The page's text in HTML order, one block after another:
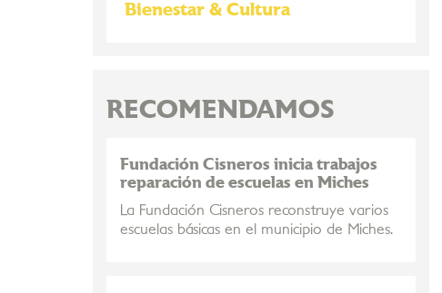
Bienestar & Cultura
RECOMENDAMOS
Fundación Cisneros inicia trabajos
reparación de escuelas en Miches
La Fundación Cisneros reconstruye varios
escuelas básicas en el municipio de Miches.